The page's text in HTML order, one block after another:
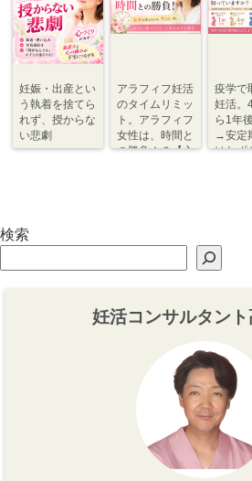
妊娠・出産とい
う執着を捨てら
れず、授からな
い悲劇
アラフィフ妊活
のタイムリミッ
ト。アラフィフ
女性は、時間と
の勝負！？【心
疫学で
妊活。
ら1年
→安定
はわず
検索
妊活コンサルタン